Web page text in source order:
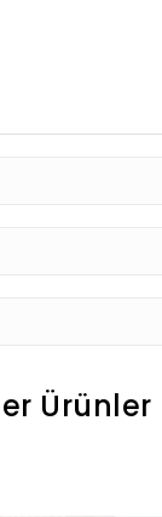
Ürünler